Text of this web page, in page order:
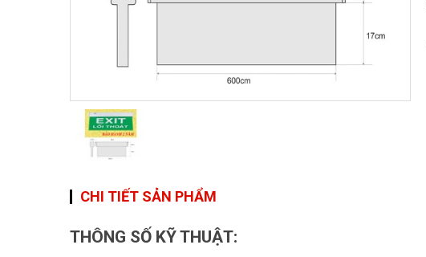
CHI TIẾT SẢN PHẨM
THÔNG SỐ KỸ THUẬT: